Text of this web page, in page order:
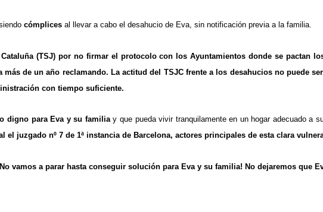
cómplices al llevar a cabo el desahucio de Eva, sin notificación previa a la familia.
(TSJ) por no firmar el protocolo con los Ayuntamientos donde se pactan
de un año reclamando. La actitud del TSJC frente a los desahucios no puede
con tiempo suficiente.
digno para Eva y su familiay que pueda vivir tranquilamente en un hogar adecuado a
el juzgado nº 7 de 1ª instancia de Barcelona, actores principales de esta clara
vamos a parar hasta conseguir solución para Eva y su familia! No dejaremos que